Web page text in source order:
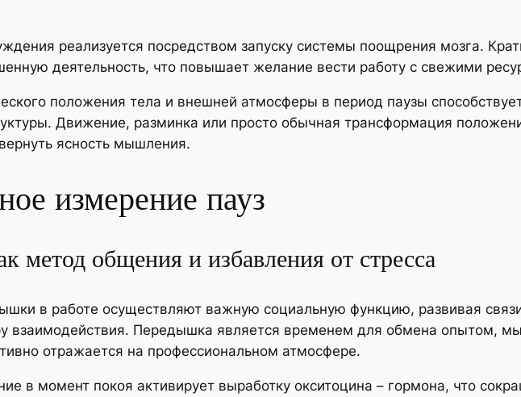
реализуется посредством запуску системы поощрения мозга.
деятельность, что повышает желание вести работу с свежими
положения тела и внешней атмосферы в период паузы
Движение, разминка или просто обычная трансформация
ясность мышления.
измерение пауз
метод общения и избавления от стресса
в работе осуществляют важную социальную функцию, развивая
взаимодействия. Передышка является временем для обмена опытом,
отражается на профессиональном атмосфере.
в момент покоя активирует выработку окситоцина – гормона, что